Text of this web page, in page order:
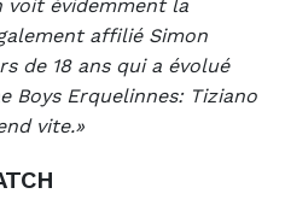
voit évidemment la
affilié Simon
de 18 ans qui a évolué
Boys Erquelinnes: Tiziano
vite.»